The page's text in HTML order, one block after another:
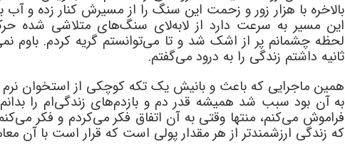
بالاخره با هزار زور و زحمت این سنگ را از مسیرش کنار زده و آب
این مسیر به سرعت دارد از لابه‌لای سنگ‌های متلاشی شده
لحظه چشمانم پر از اشک شد و تا می‌توانستم گریه کردم. باوم
ثانیه داشتم زندگی را به درود می‌گفتم.
همین ماجرایی که باعث و بانیش یک تکه کوچکی از استخوان
به آن بود سبب شد همیشه قدر دم و بازدم‌های زندگی‌ام را
فراموش می‌کنم، منتها وقتی به آن اتفاق فکر می‌کردم و فکر
که زندگی ارزشمندتر از هر مقدار پولی است که قرار است با آن